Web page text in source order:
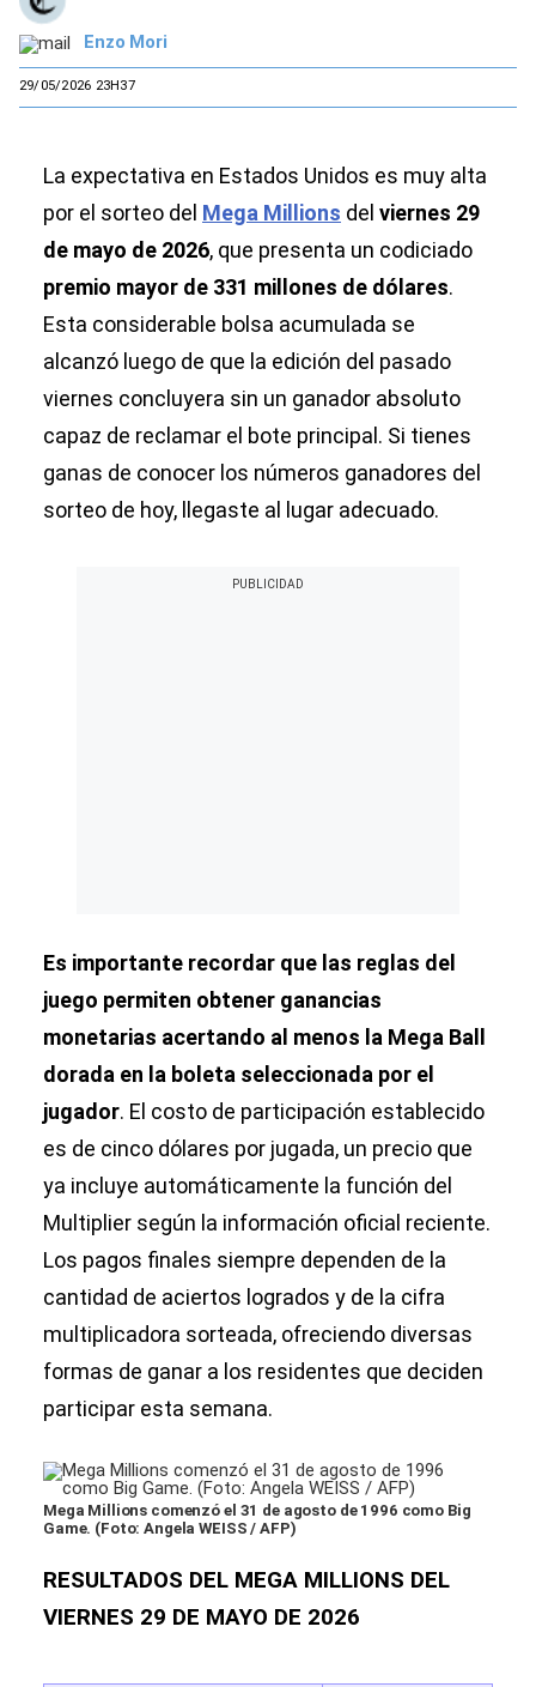
Enzo Mori
29/05/2026 23H37
La expectativa en Estados Unidos es muy alta
por el sorteo del Mega Millions del viernes 29
de mayo de 2026, que presenta un codiciado
premio mayor de 331 millones de dólares.
Esta considerable bolsa acumulada se
alcanzó luego de que la edición del pasado
viernes concluyera sin un ganador absoluto
capaz de reclamar el bote principal. Si tienes
ganas de conocer los números ganadores del
sorteo de hoy, llegaste al lugar adecuado.
Es importante recordar que las reglas del
juego permiten obtener ganancias
monetarias acertando al menos la Mega Ball
dorada en la boleta seleccionada por el
jugador. El costo de participación establecido
es de cinco dólares por jugada, un precio que
ya incluye automáticamente la función del
Multiplier según la información oficial reciente.
Los pagos finales siempre dependen de la
cantidad de aciertos logrados y de la cifra
multiplicadora sorteada, ofreciendo diversas
formas de ganar a los residentes que deciden
participar esta semana.
Mega Millions comenzó el 31 de agosto de 1996 como Big
Game. (Foto: Angela WEISS / AFP)
RESULTADOS DEL MEGA MILLIONS DEL
VIERNES 29 DE MAYO DE 2026